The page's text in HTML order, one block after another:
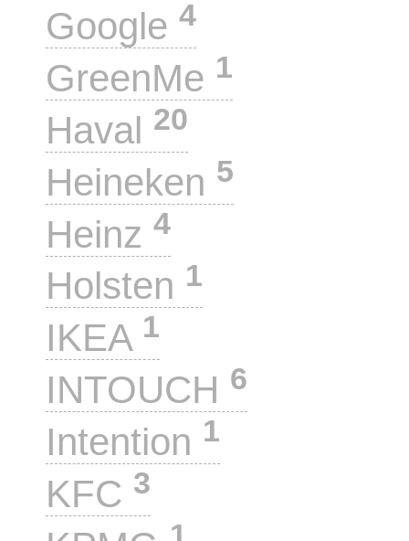
Google 4
GreenMe 1
Haval 20
Heineken 5
Heinz 4
Holsten 1
IKEA 1
INTOUCH 6
Intention 1
KFC 3